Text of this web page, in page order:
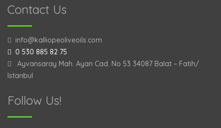
Contact Us
info@kalliopeoliveoils.com
0 530 885 82 75
Ayvansaray Mah. Ayan Cad. No 53 34087 Balat – Fatih/
Istanbul
Follow Us!